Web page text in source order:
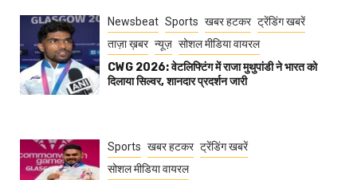
Newsbeat Sports खबर हटकर ट्रेंडिंग खबरें
ताज़ा ख़बर न्यूज़ सोशल मीडिया वायरल
CWG 2026: वेटलिफ्टिंग में राजा मुथुपांडी ने भारत को
दिलाया सिल्वर, शानदार प्रदर्शन जारी
Sports खबर हटकर ट्रेंडिंग खबरें
सोशल मीडिया वायरल